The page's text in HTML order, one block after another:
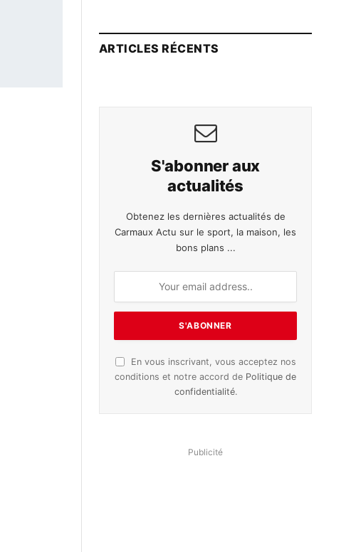
ARTICLES RÉCENTS
S'abonner aux
actualités
Obtenez les dernières actualités de
Carmaux Actu sur le sport, la maison, les
bons plans ...
En vous inscrivant, vous acceptez nos
conditions et notre accord de Politique de
confidentialité.
Publicité